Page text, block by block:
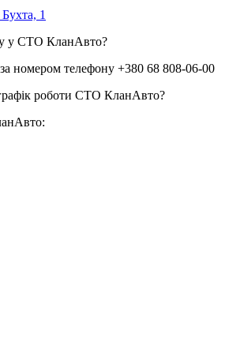
1
у СТО КланАвто?
номером телефону +380 68 808-06-00
роботи СТО КланАвто?